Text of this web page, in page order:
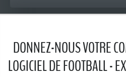
DONNEZ-NOUS VOTRE
LOGICIEL DE FOOTBALL -